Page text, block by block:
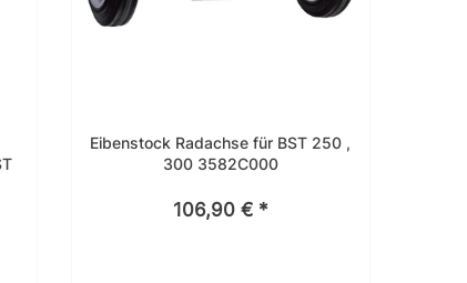
Eibenstock Radachse für BST 250 ,
300 3582C000
106,90 € *